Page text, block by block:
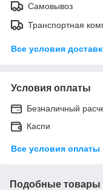
Самовывоз
Транспортная
Все условия
Условия оплаты
Безналичный
Каспи
Все условия оплаты
Подобные товары